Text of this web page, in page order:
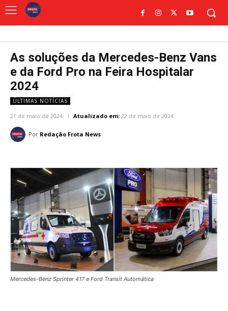
As soluções da Mercedes-Benz Vans
e da Ford Pro na Feira Hospitalar
2024
ÚLTIMAS NOTÍCIAS
21 de maio de 2024 Atualizado em: 22 de maio de 2024
Por Redação Frota News
Mercedes-Benz Sprinter 417 e Ford Transit Automática